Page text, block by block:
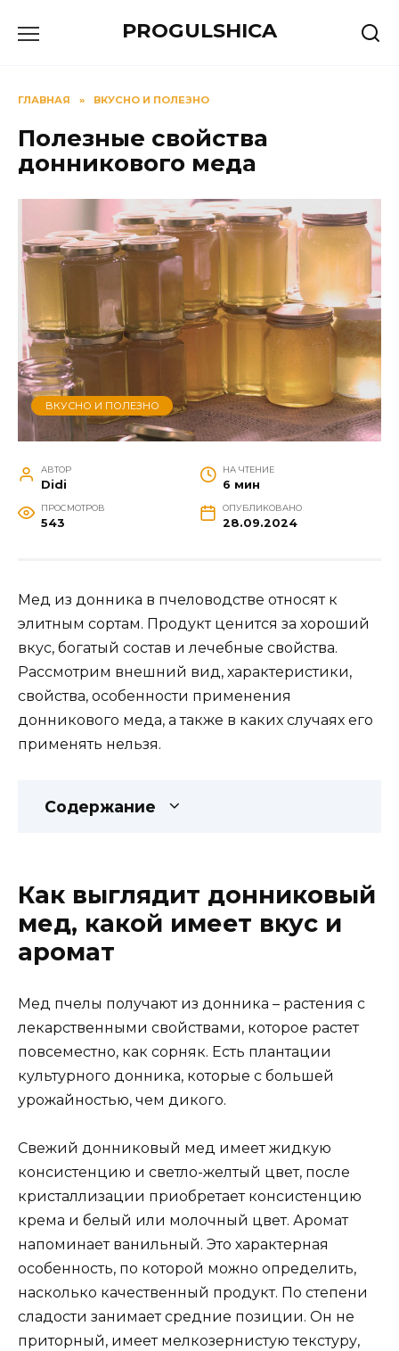
PROGULSHICA
ГЛАВНАЯ » ВКУСНО И ПОЛЕЗНО
Полезные свойства
донникового меда
ВКУСНО И ПОЛЕЗНО
АВТОР
Didi
НА ЧТЕНИЕ
6 мин
ПРОСМОТРОВ
543
ОПУБЛИКОВАНО
28.09.2024
Мед из донника в пчеловодстве относят к
элитным сортам. Продукт ценится за хороший
вкус, богатый состав и лечебные свойства.
Рассмотрим внешний вид, характеристики,
свойства, особенности применения
донникового меда, а также в каких случаях его
применять нельзя.
Содержание
Как выглядит донниковый
мед, какой имеет вкус и
аромат
Мед пчелы получают из донника – растения с
лекарственными свойствами, которое растет
повсеместно, как сорняк. Есть плантации
культурного донника, которые с большей
урожайностью, чем дикого.
Свежий донниковый мед имеет жидкую
консистенцию и светло-желтый цвет, после
кристаллизации приобретает консистенцию
крема и белый или молочный цвет. Аромат
напоминает ванильный. Это характерная
особенность, по которой можно определить,
насколько качественный продукт. По степени
сладости занимает средние позиции. Он не
приторный, имеет мелкозернистую текстуру,